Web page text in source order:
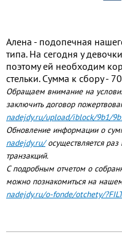
Алена - подопечная
типа. На сегодня у
поэтому ей необходим
стельки. Сумма к сбору -
Обращаем внимание на
заключить договор
nadejdy.ru/upload/iblock/9b1/
Обновление информации о
nadejdy.ru/осуществляется
транзакций.
С подробным отчетом о
можно познакомиться на
nadejdy.ru/o-fonde/otchety/